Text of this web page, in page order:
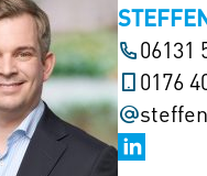
06131
0176